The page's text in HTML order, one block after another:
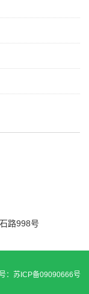
路998号
：苏ICP备09090666号